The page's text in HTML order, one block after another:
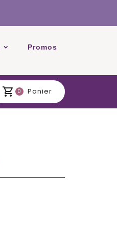
Promos
shopping_cart 0 Panier